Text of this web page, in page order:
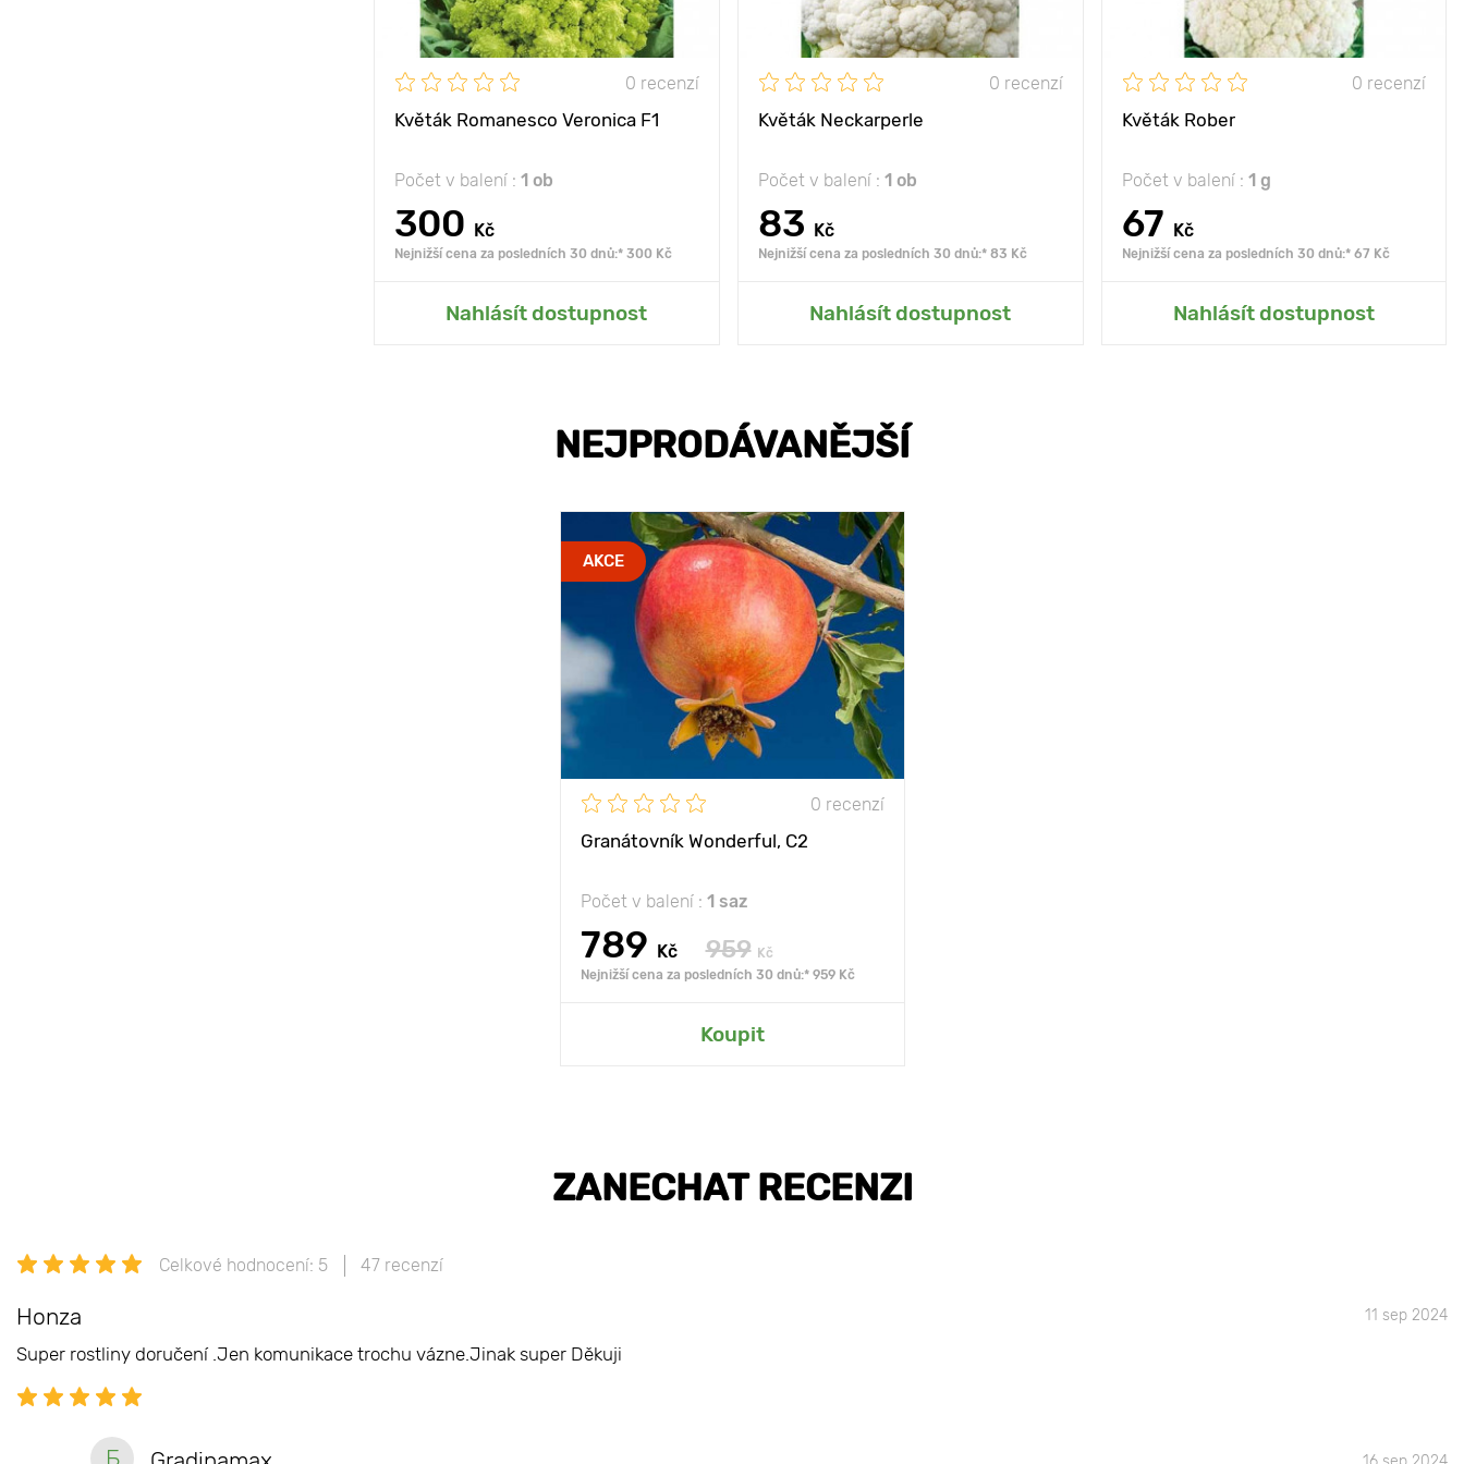
0 recenzí
Květák Romanesco Veronica F1
Počet v balení : 1 ob
300 Kč
Nejnižší cena za posledních 30 dnů:* 300 Kč
Nahlásít dostupnost
Přidat do mé zahrady
0 recenzí
Květák Neckarperle
Počet v balení : 1 ob
83 Kč
Nejnižší cena za posledních 30 dnů:* 83 Kč
Nahlásít dostupnost
Přidat do mé zahrady
0 recenzí
Květák Rober
Počet v balení : 1 g
67 Kč
Nejnižší cena za posledních 30 dnů:* 67 Kč
Nahlásít dostupnost
Přidat do mé zahrady
NEJPRODÁVANĚJŠÍ
AKCE
0 recenzí
Granátovník Wonderful, С2
Počet v balení : 1 saz
789 Kč 959
Kč
Nejnižší cena za posledních 30 dnů:* 959 Kč
Koupit
ZANECHAT RECENZI
Celkové hodnocení: 5 47 recenzí
Honza 11 sep 2024
Super rostliny doručení .Jen komunikace trochu vázne.Jinak super Děkuji
Б